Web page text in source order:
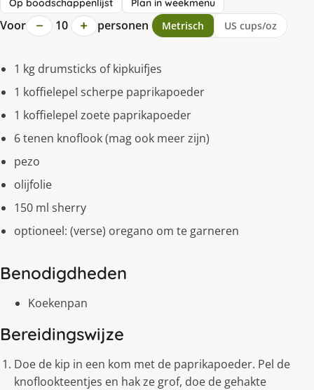
Op boodschappenlijst Plan in weekmenu
Voor − 10 + personen Metrisch US cups/oz
1 kg drumsticks of kipkuifjes
1 koffielepel scherpe paprikapoeder
1 koffielepel zoete paprikapoeder
6 tenen knoflook (mag ook meer zijn)
pezo
olijfolie
150 ml sherry
optioneel: (verse) oregano om te garneren
Benodigdheden
Koekenpan
Bereidingswijze
Doe de kip in een kom met de paprikapoeder. Pel de
knoflookteentjes en hak ze grof, doe de gehakte